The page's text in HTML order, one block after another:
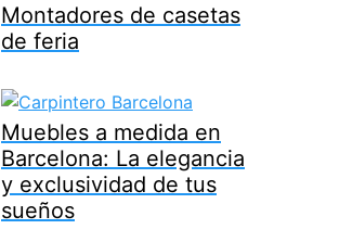
Montadores de casetas
de feria
Muebles a medida en
Barcelona: La elegancia
y exclusividad de tus
sueños